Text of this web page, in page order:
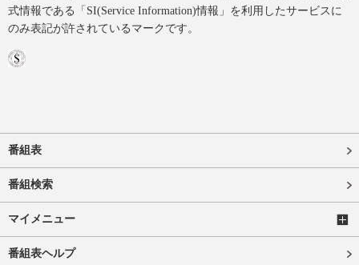
式情報である「SI(Service Information)情報」を利用したサービスに
のみ表記が許されているマークです。
番組表
番組検索
マイメニュー
番組表ヘルプ